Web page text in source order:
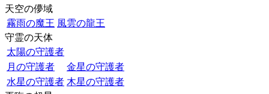
天空の儚域
霧雨の魔王 風雲の龍王
守霊の天体
太陽の守護者
月の守護者
金星の守護者
水星の守護者 木星の守護者